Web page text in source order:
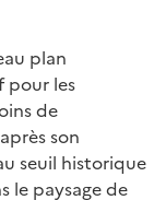
plan
pour les
de
son
seuil historique
le paysage de